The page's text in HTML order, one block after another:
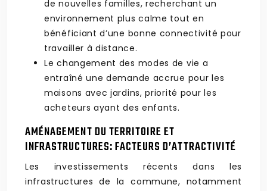
de nouvelles familles, recherchant un
environnement plus calme tout en
bénéficiant d’une bonne connectivité pour
travailler à distance.
Le changement des modes de vie a
entraîné une demande accrue pour les
maisons avec jardins, priorité pour les
acheteurs ayant des enfants.
AMÉNAGEMENT DU TERRITOIRE ET
INFRASTRUCTURES: FACTEURS D’ATTRACTIVITÉ
Les investissements récents dans les
infrastructures de la commune, notamment